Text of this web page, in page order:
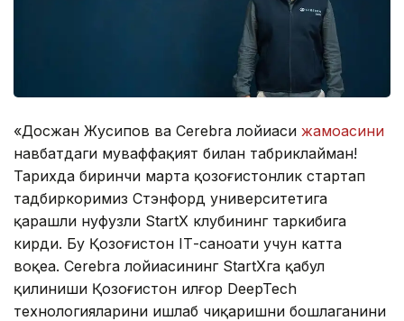
«Досжан Жусипов ва Cerebra лойиҳаси жамоасини
навбатдаги муваффақият билан табриклайман!
Тарихда биринчи марта қозоғистонлик стартап
тадбиркоримиз Стэнфорд университетига
қарашли нуфузли StartX клубининг таркибига
кирди. Бу Қозоғистон IТ-саноати учун катта
воқеа. Cerebra лойиҳасининг StartXга қабул
қилиниши Қозоғистон илғор DeepTech
технологияларини ишлаб чиқаришни бошлаганини